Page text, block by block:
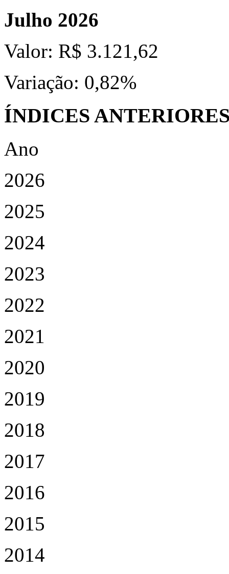
Julho 2026
Valor: R$ 3.121,62
Variação: 0,82%
ÍNDICES
Ano
2026
2025
2024
2023
2022
2021
2020
2019
2018
2017
2016
2015
2014